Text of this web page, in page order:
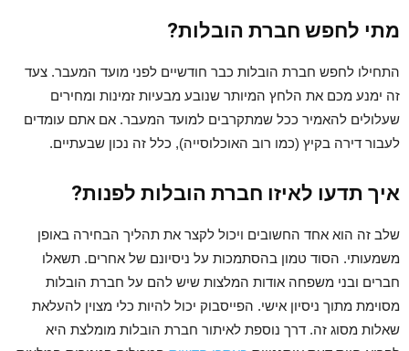
מתי לחפש חברת הובלות?
התחילו לחפש חברת הובלות כבר חודשיים לפני מועד המעבר. צעד
זה ימנע מכם את הלחץ המיותר שנובע מבעיות זמינות ומחירים
שעלולים להאמיר ככל שמתקרבים למועד המעבר. אם אתם עומדים
לעבור דירה בקיץ (כמו רוב האוכלוסייה), כלל זה נכון שבעתיים.
איך תדעו לאיזו חברת הובלות לפנות?
שלב זה הוא אחד החשובים ויכול לקצר את תהליך הבחירה באופן
משמעותי. הסוד טמון בהסתמכות על ניסיונם של אחרים. תשאלו
חברים ובני משפחה אודות המלצות שיש להם על חברת הובלות
מסוימת מתוך ניסיון אישי. הפייסבוק יכול להיות כלי מצוין להעלאת
שאלות מסוג זה. דרך נוספת לאיתור חברת הובלות מומלצת היא